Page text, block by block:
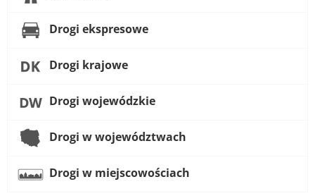
Drogi ekspresowe
Drogi krajowe
Drogi wojewódzkie
Drogi w województwach
Drogi w miejscowościach